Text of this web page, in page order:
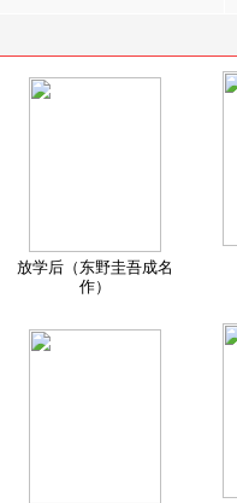
放学后（东野圭吾成名
作）